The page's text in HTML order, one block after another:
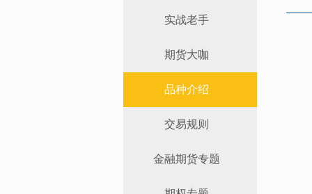
实战老手
期货大咖
品种介绍
交易规则
金融期货专题